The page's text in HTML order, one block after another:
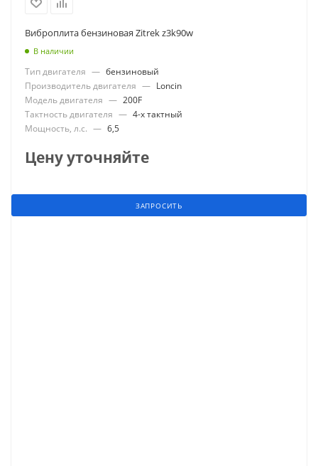
Виброплита бензиновая Zitrek z3k90w
В наличии
Тип двигателя — бензиновый
Производитель двигателя — Loncin
Модель двигателя — 200F
Тактность двигателя — 4-х тактный
Мощность, л.с. — 6,5
Цену уточняйте
ЗАПРОСИТЬ